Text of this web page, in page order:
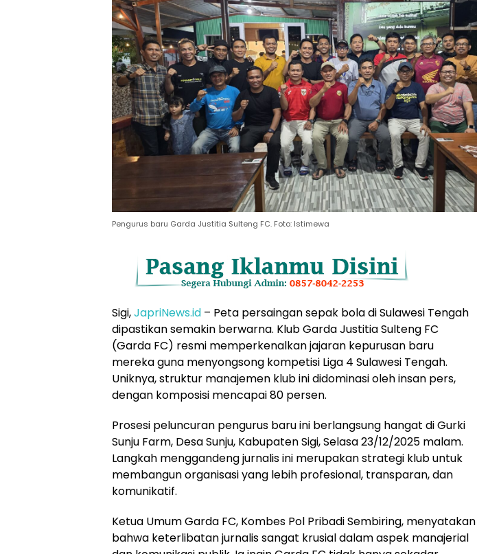
Pengurus baru Garda Justitia Sulteng FC. Foto: Istimewa
Sigi,JapriNews.id – Peta persaingan sepak bola di Sulawesi Tengah
dipastikan semakin berwarna. Klub Garda Justitia Sulteng FC
(Garda FC) resmi memperkenalkan jajaran kepurusan baru
mereka guna menyongsong kompetisi Liga 4 Sulawesi Tengah.
Uniknya, struktur manajemen klub ini didominasi oleh insan pers,
dengan komposisi mencapai 80 persen.
Prosesi peluncuran pengurus baru ini berlangsung hangat di Gurki
Sunju Farm, Desa Sunju, Kabupaten Sigi, Selasa 23/12/2025 malam.
Langkah menggandeng jurnalis ini merupakan strategi klub untuk
membangun organisasi yang lebih profesional, transparan, dan
komunikatif.
Ketua Umum Garda FC, Kombes Pol Pribadi Sembiring, menyatakan
bahwa keterlibatan jurnalis sangat krusial dalam aspek manajerial